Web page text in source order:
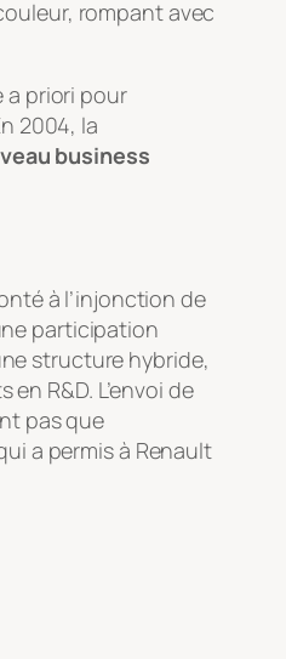
rompant avec
a priori pour
2004, la
business
à l’injonction de
participation
structure hybride,
R&D. L’envoi de
pas que
a permis à Renault